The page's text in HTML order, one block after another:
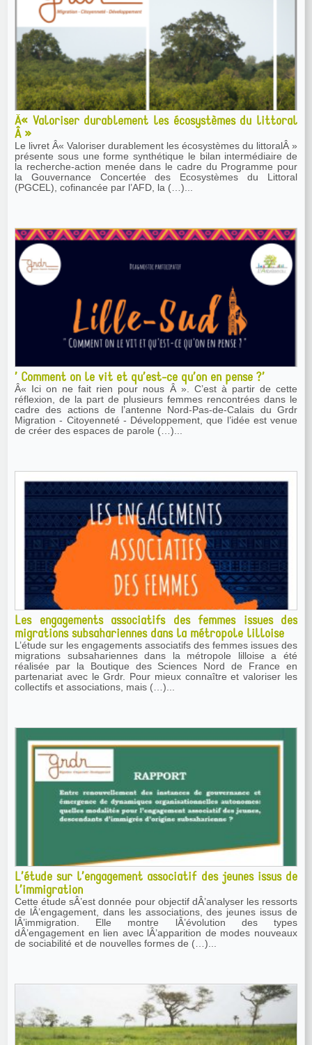
Â« Valoriser durablement les écosystèmes du littoral
Â »
Le livret Â« Valoriser durablement les écosystèmes du littoralÂ »
présente sous une forme synthétique le bilan intermédiaire de
la recherche-action menée dans le cadre du Programme pour
la Gouvernance Concertée des Ecosystèmes du Littoral
(PGCEL), cofinancée par l’AFD, la (…)...
’ Comment on le vit et qu’est-ce qu’on en pense ?’
Â« Ici on ne fait rien pour nous Â ». C’est à partir de cette
réflexion, de la part de plusieurs femmes rencontrées dans le
cadre des actions de l’antenne Nord-Pas-de-Calais du Grdr
Migration - Citoyenneté - Développement, que l’idée est venue
de créer des espaces de parole (…)...
Les engagements associatifs des femmes issues des
migrations subsahariennes dans la métropole lilloise
L’étude sur les engagements associatifs des femmes issues des
migrations subsahariennes dans la métropole lilloise a été
réalisée par la Boutique des Sciences Nord de France en
partenariat avec le Grdr. Pour mieux connaître et valoriser les
collectifs et associations, mais (…)...
L’étude sur l’engagement associatif des jeunes issus de
l’immigration
Cette étude sÂ’est donnée pour objectif dÂ’analyser les ressorts
de lÂ’engagement, dans les associations, des jeunes issus de
lÂ’immigration. Elle montre lÂ’évolution des types
dÂ’engagement en lien avec lÂ’apparition de modes nouveaux
de sociabilité et de nouvelles formes de (…)...